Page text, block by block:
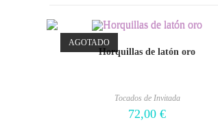
AGOTADO
Horquillas de latón oro
Tocados de Invitada
72,00 €